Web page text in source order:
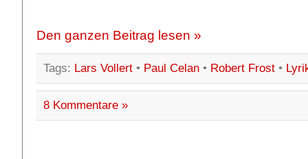
Den ganzen Beitrag lesen »
Tags: Lars Vollert• Paul Celan• Robert Frost•
8 Kommentare »